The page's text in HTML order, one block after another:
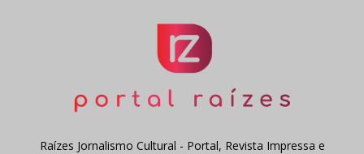
Raízes Jornalismo Cultural - Portal, Revista Impressa e